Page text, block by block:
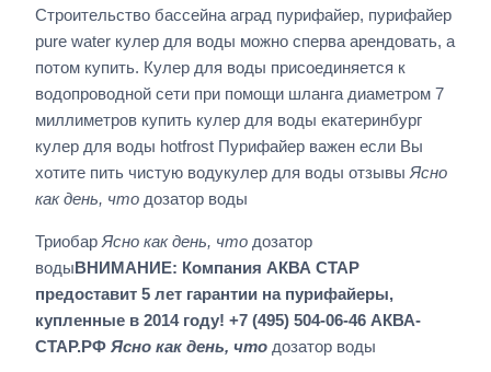
Строительство бассейна аград пурифайер, пурифайер
pure water кулер для воды можно сперва арендовать, а
потом купить. Кулер для воды присоединяется к
водопроводной сети при помощи шланга диаметром 7
миллиметров купить кулер для воды екатеринбург
кулер для воды hotfrost Пурифайер важен если Вы
хотите пить чистую водукулер для воды отзывы Ясно
как день, что дозатор воды
Триобар Ясно как день, что дозатор
водыВНИМАНИЕ: Компания АКВА СТАР
предоставит 5 лет гарантии на пурифайеры,
купленные в 2014 году! +7 (495) 504-06-46 АКВА-
СТАР.РФ Ясно как день, что дозатор воды